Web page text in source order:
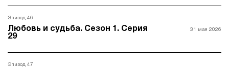
Эпизод 46
Любовь и судьба. Сезон 1. Серия
29
31 мая 2026
Эпизод 47